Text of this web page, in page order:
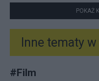
POKAŻ
Inne tematy
#Film